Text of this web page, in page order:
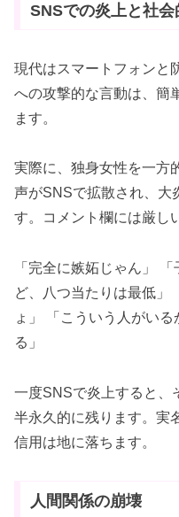
SNSでの炎上と社
現代はスマートフォンと
への攻撃的な言動は、簡
ます。
実際に、独身女性を一方
声がSNSで拡散され、大
す。コメント欄には厳し
「完全に嫉妬じゃん」
ど、八つ当たりは最低」
ょ」 「こういう人がい
る」
一度SNSで炎上すると、
半永久的に残ります。実
信用は地に落ちます。
人間関係の崩壊